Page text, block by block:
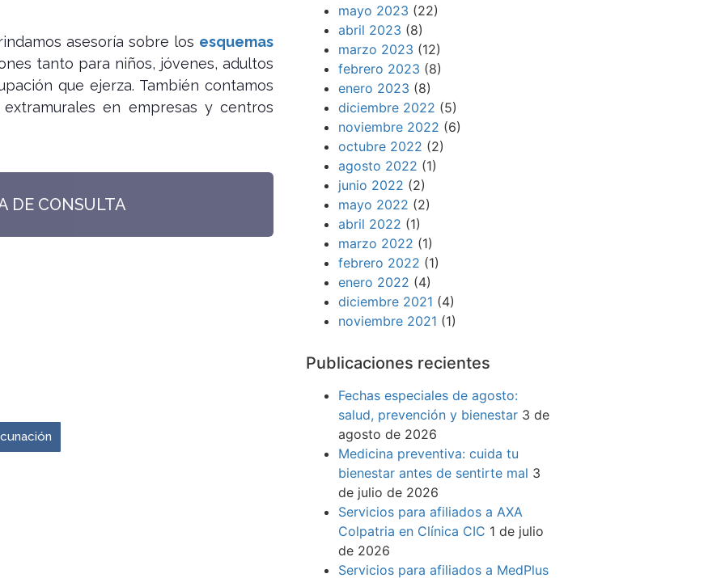
asesoría sobre los esquemas
tanto para niños, jóvenes, adultos
que ejerza. También contamos
en empresas y centros
DE CONSULTA
mayo 2023 (22)
abril 2023 (8)
marzo 2023 (12)
febrero 2023 (8)
enero 2023 (8)
diciembre 2022 (5)
noviembre 2022 (6)
octubre 2022 (2)
agosto 2022 (1)
junio 2022 (2)
mayo 2022 (2)
abril 2022 (1)
marzo 2022 (1)
febrero 2022 (1)
enero 2022 (4)
diciembre 2021 (4)
noviembre 2021 (1)
Publicaciones recientes
Fechas especiales de agosto:
salud, prevención y bienestar 3 de
agosto de 2026
Medicina preventiva: cuida tu
bienestar antes de sentirte mal 3
de julio de 2026
Servicios para afiliados a AXA
Colpatria en Clínica CIC 1 de julio
de 2026
Servicios para afiliados a MedPlus